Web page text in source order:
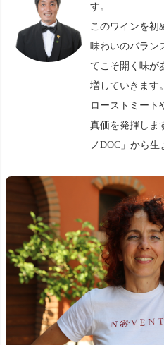
す。
このワインを初
味わいのバラン
てこそ開く味が
増していきます。
ローストミート
真価を発揮しま
ノDOC」から生